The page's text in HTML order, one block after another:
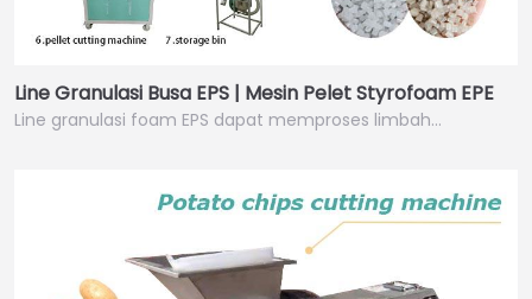
Line Granulasi Busa EPS | Mesin Pelet Styrofoam EPE
Line granulasi foam EPS dapat memproses limbah…